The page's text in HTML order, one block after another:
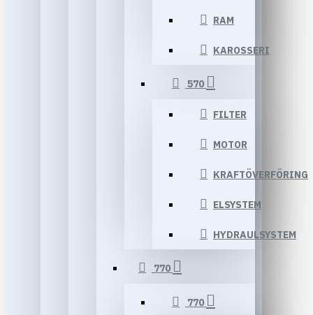
RAM
KAROSSERI
570
FILTER
MOTOR
KRAFTÖVERFÖRING
ELSYSTEM
HYDRAULSYSTEM
770
770